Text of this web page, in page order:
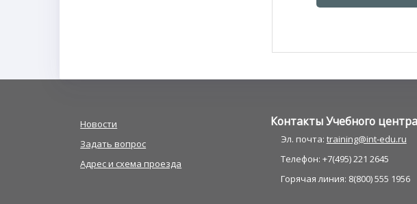
Новости
Задать вопрос
Адрес и схема проезда
Контакты Учебного
Эл. почта: training@int-edu.ru
Телефон: +7(495) 221 2645
Горячая линия: 8(800) 555 1956